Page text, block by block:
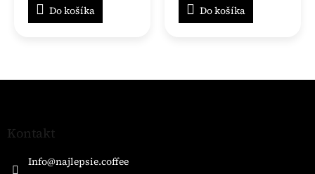
Do košíka Do košíka
Z
Kontakt
Info@najlepsie.coffee